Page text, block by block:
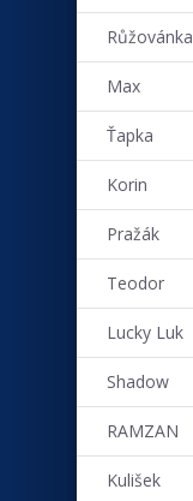
Růžovánka
Max
Ťapka
Korin
Pražák
Teodor
Lucky Luk
Shadow
RAMZAN
Kulišek